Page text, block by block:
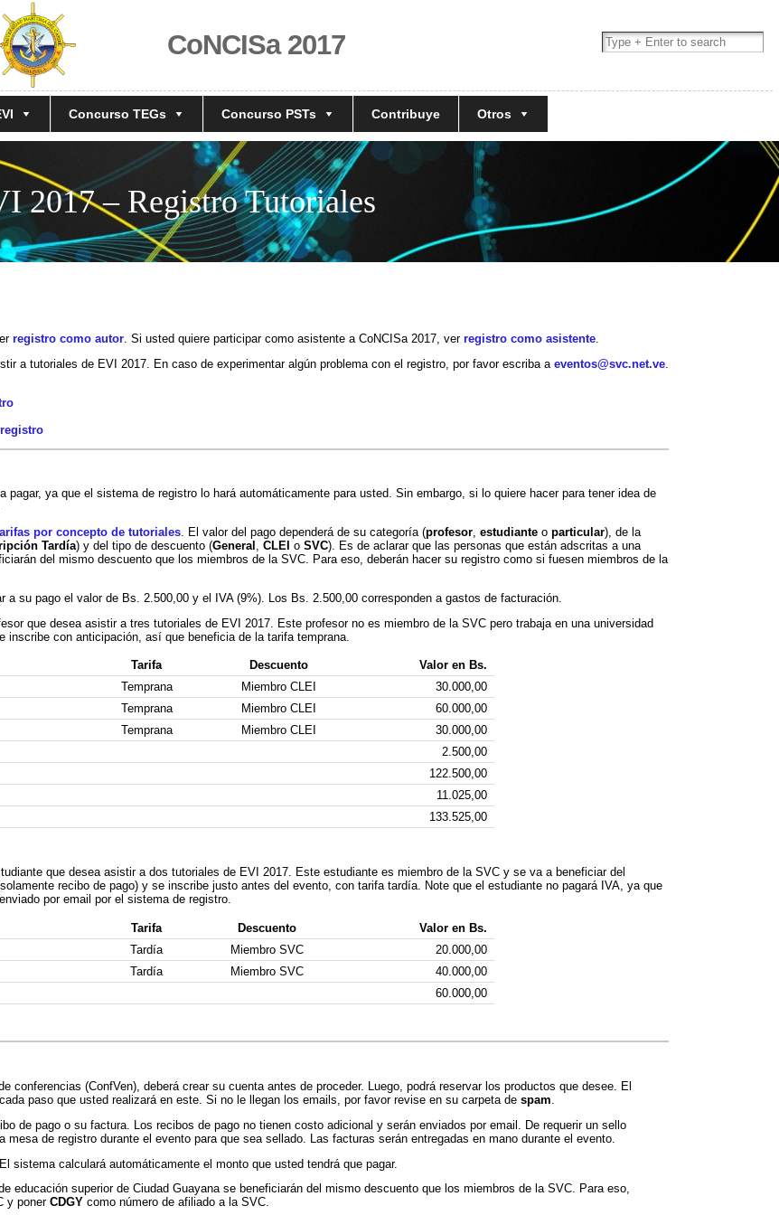
CoNCISa 2017
Concurso TEGs Concurso PSTs Contribuye Otros
2017 – Registro Tutoriales
registro como autor. Si usted quiere participar como asistente a CoNCISa 2017, ver registro como asistente.
a tutoriales de EVI 2017. En caso de experimentar algún problema con el registro, por favor escriba a eventos@svc.net.ve.
ya que el sistema de registro lo hará automáticamente para usted. Sin embargo, si lo quiere hacer para tener idea de
por concepto de tutoriales. El valor del pago dependerá de su categoría (profesor, estudianteo particular), de la
Tardía) y del tipo de descuento (General CLEI o SVC). Es de aclarar que las personas que están adscritas a una
del mismo descuento que los miembros de la SVC. Para eso, deberán hacer su registro como si fuesen miembros de la
su pago el valor de Bs. 2.500,00 y el IVA (9%). Los Bs. 2.500,00 corresponden a gastos de facturación.
que desea asistir a tres tutoriales de EVI 2017. Este profesor no es miembro de la SVC pero trabaja en una universidad
con anticipación, así que beneficia de la tarifa temprana.
Tarifa Descuento
Valor en Bs.
Temprana Miembro CLEI
30.000,00
Temprana Miembro CLEI
60.000,00
Temprana Miembro CLEI
30.000,00
2.500,00
122.500,00
11.025,00
133.525,00
que desea asistir a dos tutoriales de EVI 2017. Este estudiante es miembro de la SVC y se va a beneficiar del
recibo de pago) y se inscribe justo antes del evento, con tarifa tardía. Note que el estudiante no pagará IVA, ya que
por email por el sistema de registro.
Tarifa Descuento
Valor en Bs.
Tardía Miembro SVC
20.000,00
Tardía Miembro SVC
40.000,00
60.000,00
conferencias (ConfVen), deberá crear su cuenta antes de proceder. Luego, podrá reservar los productos que desee. El
paso que usted realizará en este. Si no le llegan los emails, por favor revise en su carpeta de spam
de pago o su factura. Los recibos de pago no tienen costo adicional y serán enviados por email. De requerir un sello
de registro durante el evento para que sea sellado. Las facturas serán entregadas en mano durante el evento.
sistema calculará automáticamente el monto que usted tendrá que pagar.
educación superior de Ciudad Guayana se beneficiarán del mismo descuento que los miembros de la SVC. Para eso,
y poner CDGYcomo número de afiliado a la SVC.